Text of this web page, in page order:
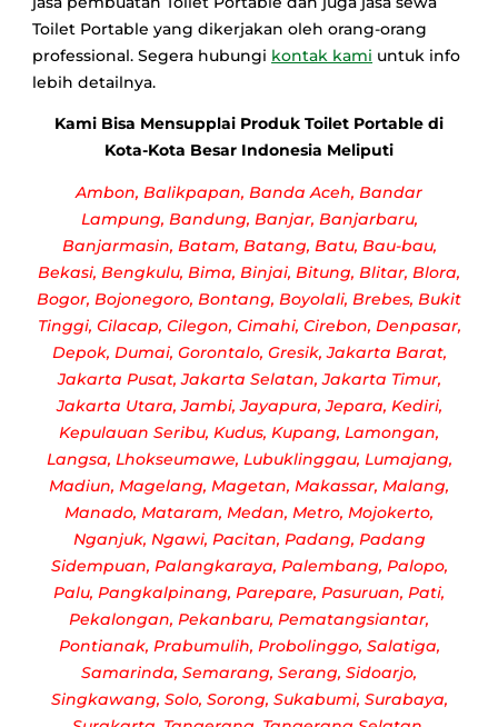
Toilet Portable yang dikerjakan oleh orang-orang
professional. Segera hubungi kontak kami untuk info
lebih detailnya.
Kami Bisa Mensupplai Produk Toilet Portable di
Kota-Kota Besar Indonesia Meliputi
Ambon, Balikpapan, Banda Aceh, Bandar
Lampung, Bandung, Banjar, Banjarbaru,
Banjarmasin, Batam, Batang, Batu, Bau-bau,
Bekasi, Bengkulu, Bima, Binjai, Bitung, Blitar, Blora,
Bogor, Bojonegoro, Bontang, Boyolali, Brebes, Bukit
Tinggi, Cilacap, Cilegon, Cimahi, Cirebon, Denpasar,
Depok, Dumai, Gorontalo, Gresik, Jakarta Barat,
Jakarta Pusat, Jakarta Selatan, Jakarta Timur,
Jakarta Utara, Jambi, Jayapura, Jepara, Kediri,
Kepulauan Seribu, Kudus, Kupang, Lamongan,
Langsa, Lhokseumawe, Lubuklinggau, Lumajang,
Madiun, Magelang, Magetan, Makassar, Malang,
Manado, Mataram, Medan, Metro, Mojokerto,
Nganjuk, Ngawi, Pacitan, Padang, Padang
Sidempuan, Palangkaraya, Palembang, Palopo,
Palu, Pangkalpinang, Parepare, Pasuruan, Pati,
Pekalongan, Pekanbaru, Pematangsiantar,
Pontianak, Prabumulih, Probolinggo, Salatiga,
Samarinda, Semarang, Serang, Sidoarjo,
Singkawang, Solo, Sorong, Sukabumi, Surabaya,